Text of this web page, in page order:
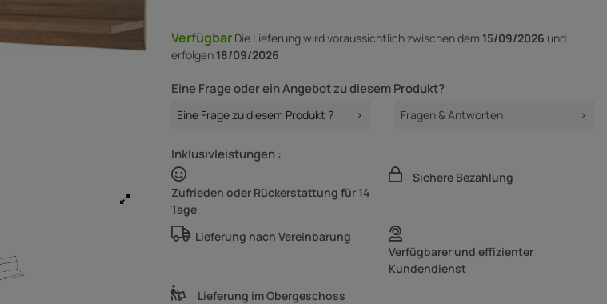
Verfügbar Die Lieferungwird voraussichtlich zwischen dem 15/09/2026 und
erfolgen 18/09/2026
Eine Frage oder ein Angebot zu diesem Produkt?
Eine Frage zu diesem Produkt ? Fragen & Antworten
Inklusivleistungen :
Zufrieden oder Rückerstattung für 14
Tage
Sichere Bezahlung
Lieferung nach Vereinbarung
Verfügbarer und effizienter
Kundendienst
Lieferung im Obergeschoss